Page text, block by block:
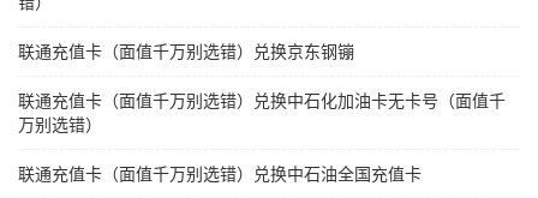
联通充值卡（面值千万别选错）兑换京东钢镚
联通充值卡（面值千万别选错）兑换中石化加油卡无卡号（面值千
万别选错）
联通充值卡（面值千万别选错）兑换中石油全国充值卡